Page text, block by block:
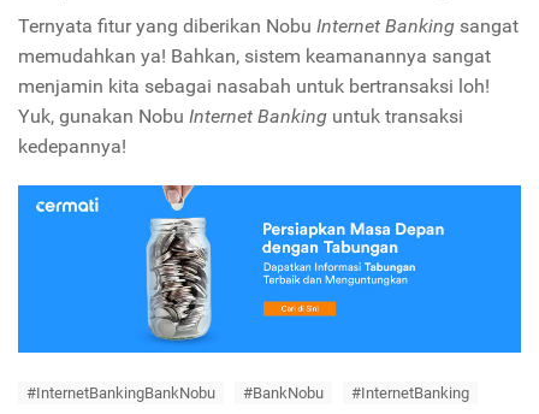
Ternyata fitur yang diberikan Nobu Internet Banking sangat
memudahkan ya! Bahkan, sistem keamanannya sangat
menjamin kita sebagai nasabah untuk bertransaksi loh!
Yuk, gunakan Nobu Internet Banking untuk transaksi
kedepannya!
#InternetBankingBankNobu #BankNobu #InternetBanking